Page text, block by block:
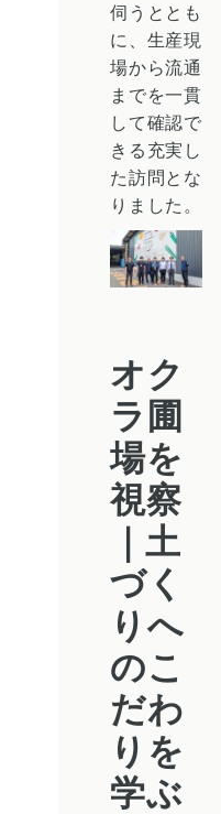
伺うととも
に、生産現
場から流通
までを一貫
して確認で
きる充実し
た訪問とな
りました。
オク
ラ圃
場を
視察
｜土
づく
りへ
のこ
だわ
りを
学ぶ